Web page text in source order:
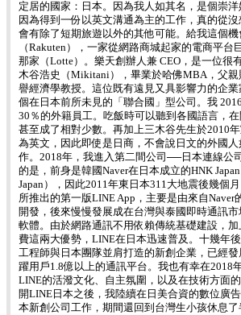
定居的國家：日本。因為我人如其名，是個崇
因為得到一份以英文溝通為主的工作，真的從沒
會有除了短期旅遊以外的其他可能。給我這個
（Rakuten），一家從網路商城起家的電商平
那家（Lotte）。樂天創辦人兼 CEO，是一位很
木谷浩史（Mikitani），畢業於哈佛MBA，父
譽經濟學教授。這位既有遠見又具影響力的企
個在日本前所未見的「聯合國」型公司。我
30％的外籍員工。吃飯時可以聽到各國語言，
甚至成了相對少數。再加上三木谷先生於2010
為英文，因此即使是日商，不會說日文的外國
作。2018年，我進入第二間公司──日本連線公
的是，前身是韓國Naver在日本成立的HNK
Japan），因此2011年東日本311大地震後幾個
所推出的第一版LINE App，主要是由來自Naver
開發，後來慢慢發展成在台灣與泰國即時通訊
軟體。由於網路通訊不用依賴傳統基礎建設，
費這兩大優勢，LINE在日本迅速普及。十幾年
工程師與日本團隊並肩打造的新創企業，已經
躍用戶1.8億以上的通訊平台。我也有幸在2018
LINE的活潑文化、自主氛圍，以及在技術方面
開LINE日本之後，我陸續在日美合資的數位廣
本新創公司工作，期間還回到台灣生小孩休息了